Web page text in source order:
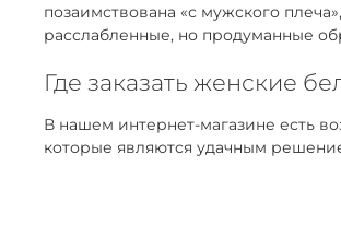
позаимствована «с мужского
расслабленные, но продуманные
Где заказать женские
В нашем интернет-магазине есть
которые являются удачным